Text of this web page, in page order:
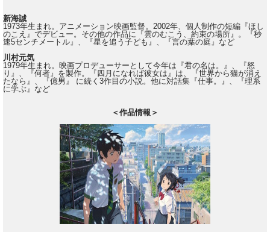
新海誠
1973年生まれ。アニメーション映画監督。2002年、個人制作の短編『ほし
のこえ』でデビュー。その他の作品に『雲のむこう、約束の場所』。『秒
速5センチメートル』、『星を追う子ども』、『言の葉の庭』など
川村元気
1979年生まれ。映画プロデューサーとして今年は『君の名は。』、『怒
り』、『何者』を製作。『四月になれば彼女は』は、『世界から猫が消え
たなら』、『億男』 に続く3作目の小説。他に対話集『仕事。』、『理系
に学ぶ』など
＜作品情報＞